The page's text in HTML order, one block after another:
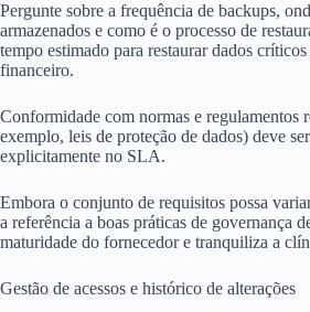
Pergunte sobre a frequência de backups,
armazenados e como é o processo de
tempo estimado para restaurar dados
financeiro.
Conformidade com normas e regulamentos
exemplo, leis de proteção de dados) deve
explicitamente no SLA.
Embora o conjunto de requisitos possa
a referência a boas práticas de governança
maturidade do fornecedor e tranquiliza a
Gestão de acessos e histórico de alterações